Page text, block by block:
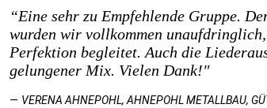
“Eine sehr zu Empfehlende Gruppe.
wurden wir vollkommen
Perfektion begleitet. Auch die
gelungener Mix. Vielen Dank!"
— VERENA AHNEPOHL, AHNEPOHL METALLBAU,